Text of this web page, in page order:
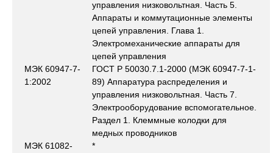
управления низковольтная. Часть 5.
Аппараты и коммутационные элементы
цепей управления. Глава 1.
Электромеханические аппараты для
цепей управления
МЭК 60947-7-
1:2002
ГОСТ Р 50030.7.1-2000 (МЭК 60947-7-1-
89) Аппаратура распределения и
управления низковольтная. Часть 7.
Электрооборудование вспомогательное.
Раздел 1. Клеммные колодки для
медных проводников
МЭК 61082-
*